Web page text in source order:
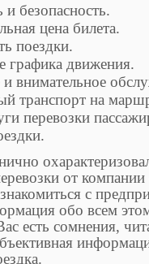
безопасность.
цена билета.
поездки.
графика движения.
внимательное
транспорт на
перевозки
от
с
обо всем
есть сомнения,